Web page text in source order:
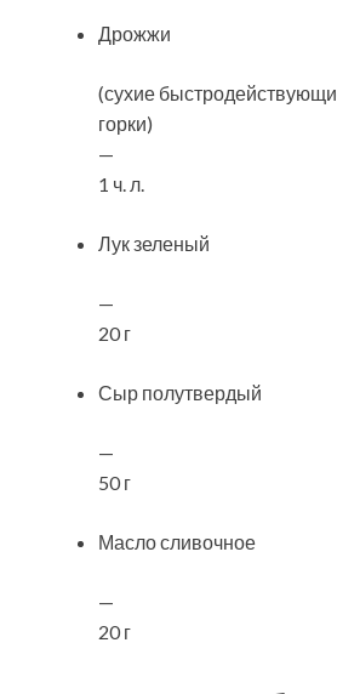
Дрожжи
(сухие
горки)
—
1 ч. л.
Лук зеленый
—
20 г
Сыр полутвердый
—
50 г
Масло сливочное
—
20 г